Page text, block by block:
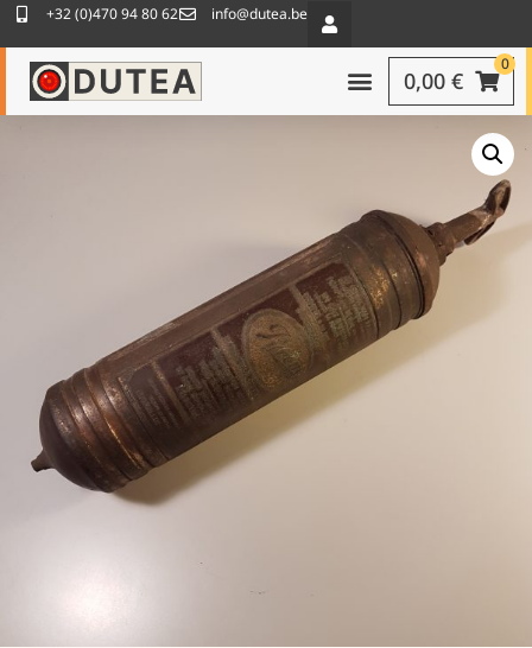
+32 (0)470 94 80 62 info@dutea.be
0
0,00 €